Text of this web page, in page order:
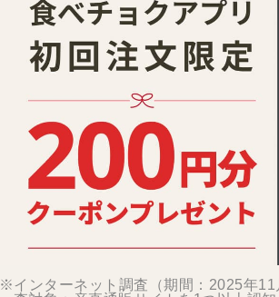
※インターネット調査（期間：2025年